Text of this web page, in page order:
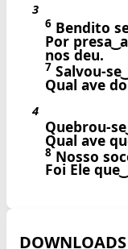
3
6 Bendito
Por presa
nos deu.
7 Salvou-se
Qual ave
4
Quebrou-
Qual ave
8 Nosso
Foi Ele que
DOWNLOADS